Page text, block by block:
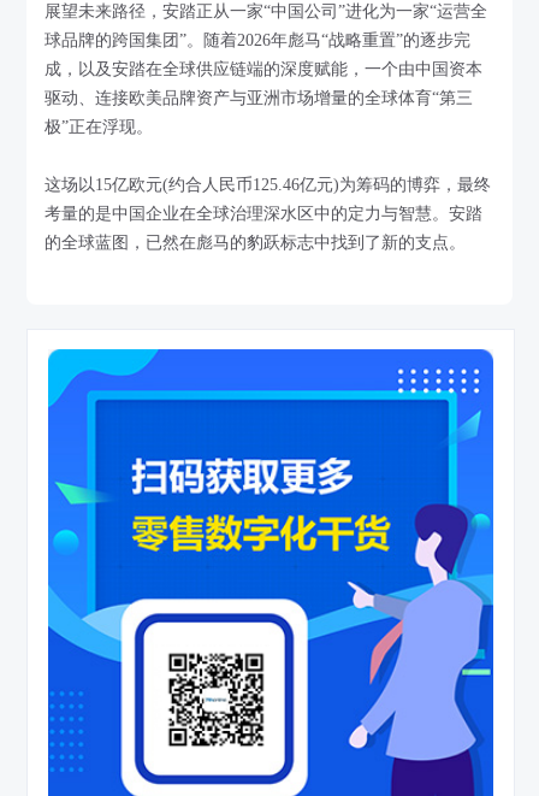
展望未来路径，安踏正从一家“中国公司”进化为一家“运营全
球品牌的跨国集团”。随着2026年彪马“战略重置”的逐步完
成，以及安踏在全球供应链端的深度赋能，一个由中国资本
驱动、连接欧美品牌资产与亚洲市场增量的全球体育“第三
极”正在浮现。
这场以15亿欧元(约合人民币125.46亿元)为筹码的博弈，最终
考量的是中国企业在全球治理深水区中的定力与智慧。安踏
的全球蓝图，已然在彪马的豹跃标志中找到了新的支点。